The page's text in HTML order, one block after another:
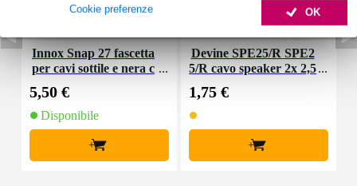
OK
Cookie preferenze
Innox Snap 27 fascetta
per cavi sottile e nera c
(10 pezzi)
5,50 €
Disponibile
+
Devine SPE25/R SPE2
5/R cavo speaker 2x 2,5
1,75 €
+